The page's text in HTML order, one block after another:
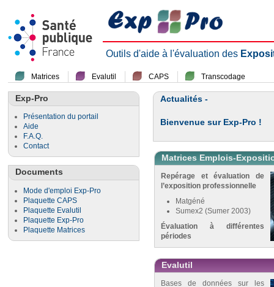
Outils d'aide à l'évaluation des
Matrices Evalutil CAPS Transcodage
Exp-Pro
Présentation du portail
Aide
F.A.Q.
Contact
Documents
Mode d'emploi Exp-Pro
Plaquette CAPS
Plaquette Evalutil
Plaquette Exp-Pro
Plaquette Matrices
Actualités -
Bienvenue sur Exp-Pro !
Matrices Emplois-
Repérage et évaluation de
l’exposition professionnelle
Matgéné
Sumex2 (Sumer 2003)
Évaluation à différentes
périodes
Evalutil
Bases de données sur les